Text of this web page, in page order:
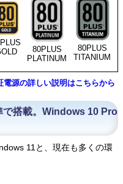
80PLUS
PLATINUM
80PLUS
TITANIUM
電源の詳しい説明はこちらから
搭載。Windows 10 Pro
11と、現在も多くの環